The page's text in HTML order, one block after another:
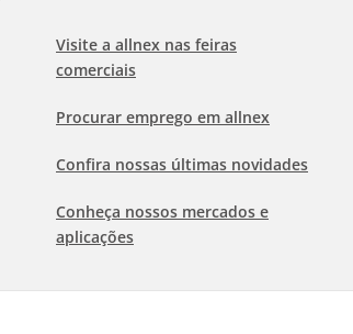
Visite a allnex nas feiras
comerciais
Procurar emprego em allnex
Confira nossas últimas novidades
Conheça nossos mercados e
aplicações